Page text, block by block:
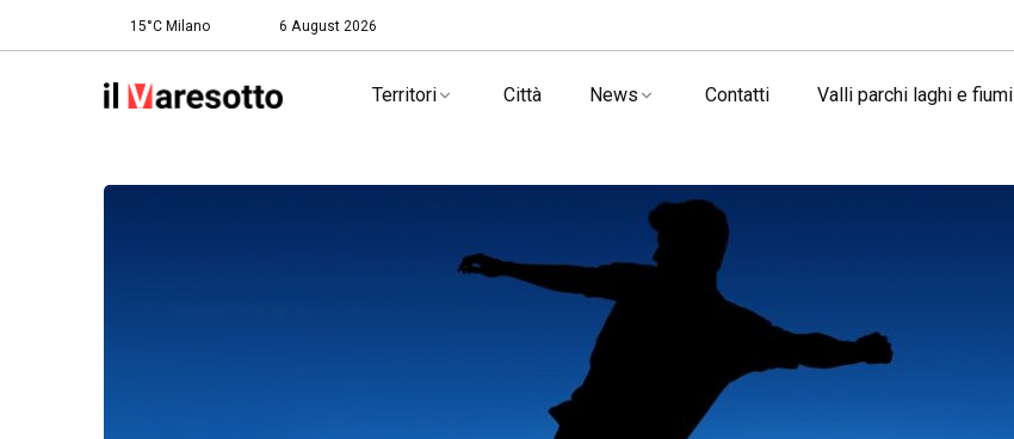
15°C Milano 6 August 2026
Territori Città News Contatti Valli parchi laghi e fiumi